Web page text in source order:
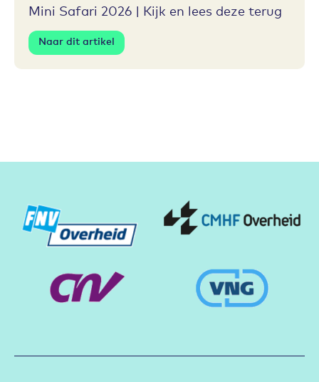
Mini Safari 2026 | Kijk en lees deze terug
Naar dit artikel
Partners